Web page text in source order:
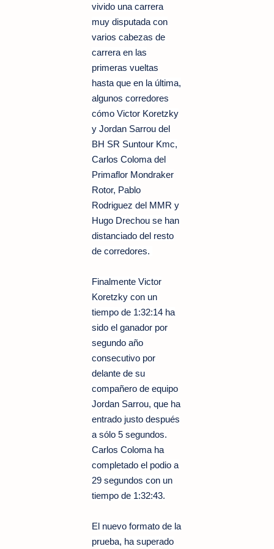
vivido una carrera
muy disputada con
varios cabezas de
carrera en las
primeras vueltas
hasta que en la última,
algunos corredores
cómo Victor Koretzky
y Jordan Sarrou del
BH SR Suntour Kmc,
Carlos Coloma del
Primaflor Mondraker
Rotor, Pablo
Rodriguez del MMR y
Hugo Drechou se han
distanciado del resto
de corredores.
Finalmente Victor
Koretzky con un
tiempo de 1:32:14 ha
sido el ganador por
segundo año
consecutivo por
delante de su
compañero de equipo
Jordan Sarrou, que ha
entrado justo después
a sólo 5 segundos.
Carlos Coloma ha
completado el podio a
29 segundos con un
tiempo de 1:32:43.
El nuevo formato de la
prueba, ha superado